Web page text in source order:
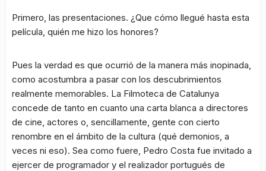
Primero, las presentaciones. ¿Que cómo llegué hasta esta
película, quién me hizo los honores?
Pues la verdad es que ocurrió de la manera más inopinada,
como acostumbra a pasar con los descubrimientos
realmente memorables. La Filmoteca de Catalunya
concede de tanto en cuanto una carta blanca a directores
de cine, actores o, sencillamente, gente con cierto
renombre en el ámbito de la cultura (qué demonios, a
veces ni eso). Sea como fuere, Pedro Costa fue invitado a
ejercer de programador y el realizador portugués de